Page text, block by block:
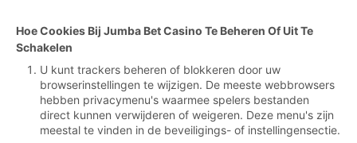
Hoe Cookies Bij Jumba Bet Casino Te Beheren Of Uit Te
Schakelen
U kunt trackers beheren of blokkeren door uw
browserinstellingen te wijzigen. De meeste webbrowsers
hebben privacymenu's waarmee spelers bestanden
direct kunnen verwijderen of weigeren. Deze menu's zijn
meestal te vinden in de beveiligings- of instellingensectie.